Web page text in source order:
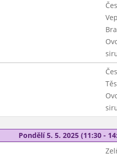
Pondělí 5. 5. 2025 (11:30 -